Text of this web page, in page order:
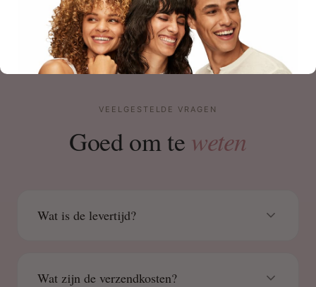
VEELGESTELDE VRAGEN
Goed om te weten
Wat is de levertijd?
Wat zijn de verzendkosten?